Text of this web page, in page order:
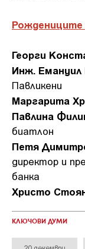
Рождениците
Георги
Инж. Емануил
Павликени
Маргарита
Павлина
биатлон
Петя
директор и
банка
Христо
КЛЮЧОВИ ДУМИ